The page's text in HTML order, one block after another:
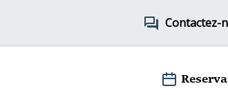
forum Contactez-